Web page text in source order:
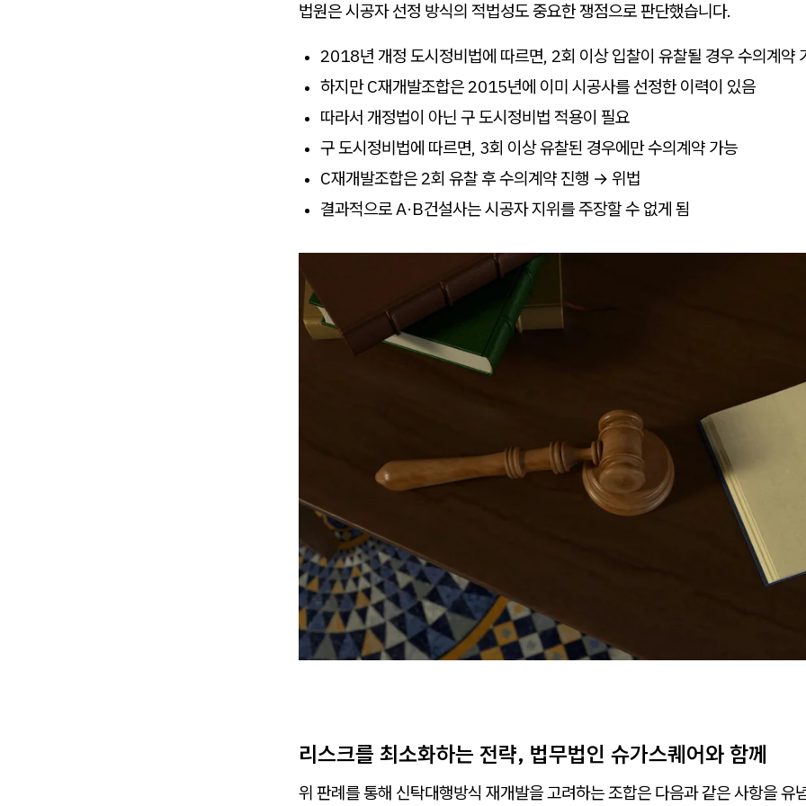
법원은 시공자 선정 방식의 적법성도 중요한 쟁점으로 판단했습니다.
2018년 개정 도시정비법에 따르면, 2회 이상 입찰이 유찰될 경우 수의계약
하지만 C재개발조합은 2015년에 이미 시공사를 선정한 이력이 있음
따라서 개정법이 아닌 구 도시정비법 적용이 필요
구 도시정비법에 따르면, 3회 이상 유찰된 경우에만 수의계약 가능
C재개발조합은 2회 유찰 후 수의계약 진행 → 위법
결과적으로 A·B건설사는 시공자 지위를 주장할 수 없게 됨
리스크를 최소화하는 전략, 법무법인 슈가스퀘어와 함께
위 판례를 통해 신탁대행방식 재개발을 고려하는 조합은 다음과 같은 사항을 유